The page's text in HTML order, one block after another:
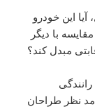
این خودرو
با دیگر
مبدل کند؟
نظر طراحان